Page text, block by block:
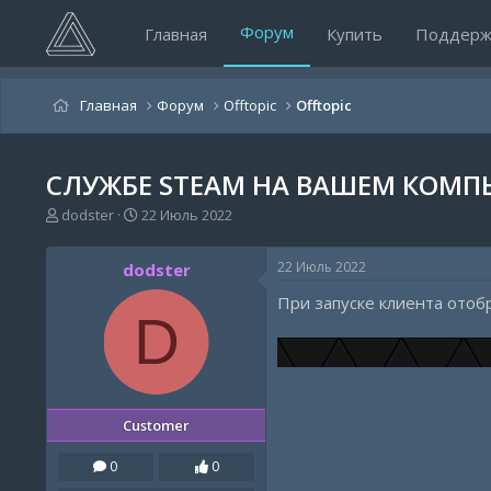
Главная Форум Купить
Главная Форум Offtopic Offtopic
СЛУЖБЕ STEAM НА ВАШЕМ
А
т
dodster
Д
т
а
н
ч
а
22 Июль 2022
dodster
D
Customer
0 0
22 Июль 2022
При запуске клиента